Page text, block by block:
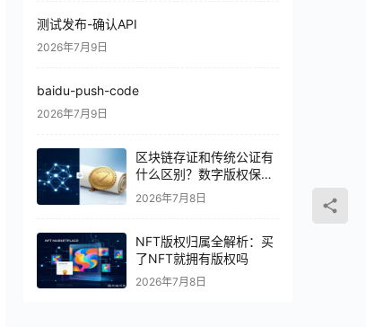
测试发布-确认API
2026年7月9日
baidu-push-code
2026年7月9日
区块链存证和传统公证有
什么区别？数字版权保护
怎么选
2026年7月8日
NFT版权归属全解析：买
了NFT就拥有版权吗
2026年7月8日